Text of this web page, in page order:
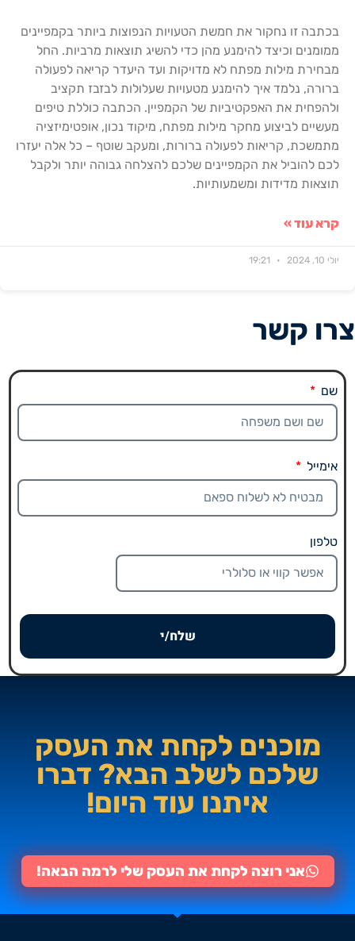
בכתבה זו נחקור את חמשת הטעויות הנפוצות ביותר בקמפיינים
ממומנים וכיצד להימנע מהן כדי להשיג תוצאות מרביות. החל
מבחירת מילות מפתח לא מדויקות ועד היעדר קריאה לפעולה
ברורה, נלמד איך להימנע מטעויות שעלולות לבזבז תקציב
ולהפחית את האפקטיביות של הקמפיין. הכתבה כוללת טיפים
מעשיים לביצוע מחקר מילות מפתח, מיקוד נכון, אופטימיזציה
מתמשכת, קריאות לפעולה ברורות, ומעקב שוטף – כל אלה יעזרו
לכם להוביל את הקמפיינים שלכם להצלחה גבוהה יותר ולקבל
תוצאות מדידות ומשמעותיות.
קרא עוד »
יולי 10, 2024
צרו קשר
שם
אימייל
טלפון
שלח/י
מוכנים לקחת את העסק
שלכם לשלב הבא? דברו
איתנו עוד היום!
אני רוצה לקחת את העסק שלי לרמה הבאה!